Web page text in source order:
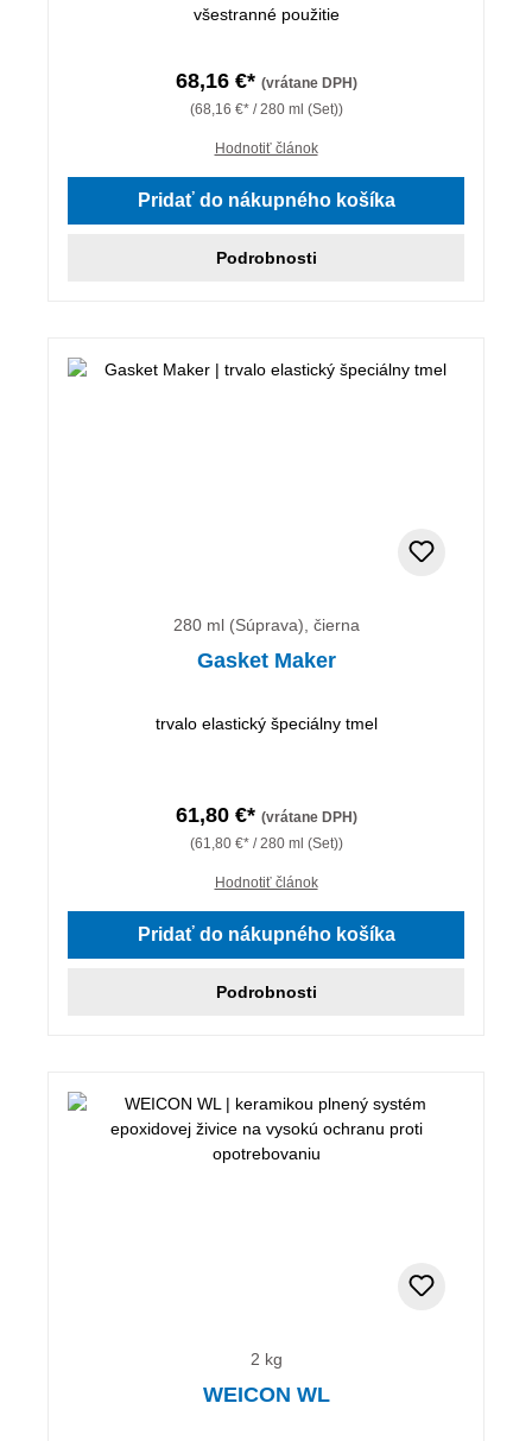
všestranné použitie
68,16 €* (vrátane DPH)
(68,16 €* / 280 ml (Set))
Hodnotiť článok
Pridať do nákupného košíka
Podrobnosti
280 ml (Súprava), čierna
Gasket Maker
trvalo elastický špeciálny tmel
61,80 €* (vrátane DPH)
(61,80 €* / 280 ml (Set))
Hodnotiť článok
Pridať do nákupného košíka
Podrobnosti
2 kg
WEICON WL